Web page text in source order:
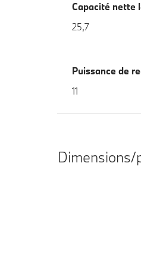
Capacité nette
25,7
Puissance de
11
Dimensions/